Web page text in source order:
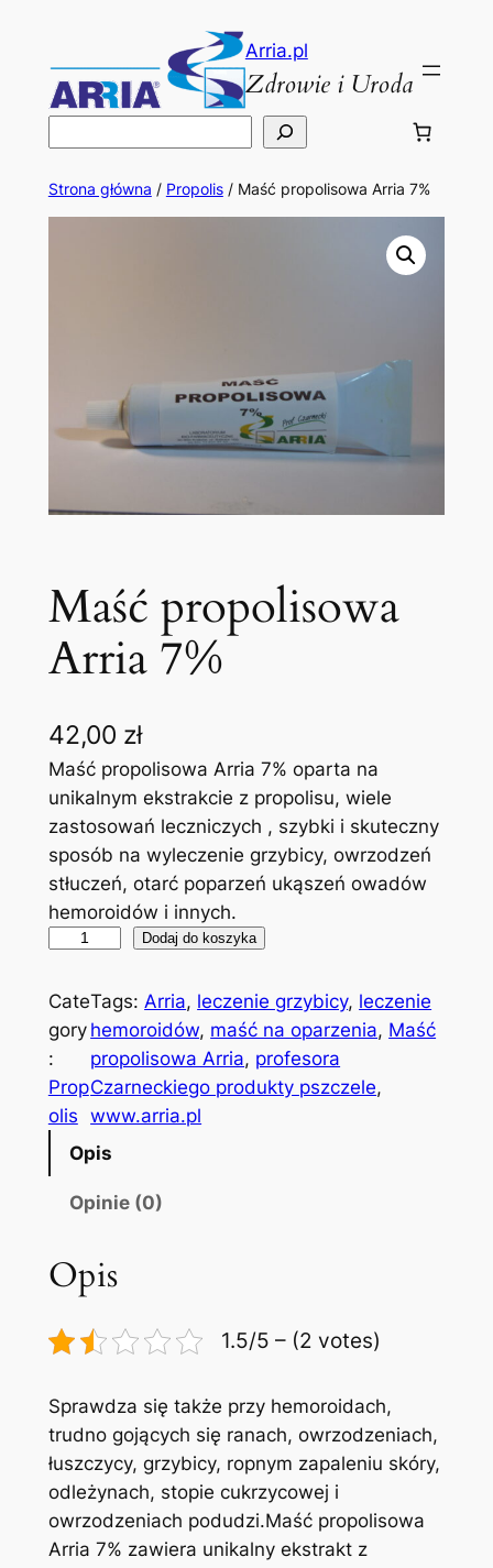
Arria.pl
Zdrowie i Uroda
Strona główna / Propolis/ Maść propolisowa Arria 7%
Maść propolisowa
Arria 7%
42,00 zł
Maść propolisowa Arria 7% oparta na
unikalnym ekstrakcie z propolisu, wiele
zastosowań leczniczych , szybki i skuteczny
sposób na wyleczenie grzybicy, owrzodzeń
stłuczeń, otarć poparzeń ukąszeń owadów
hemoroidów i innych.
o
ś
ć
M
a
p
l
s
o
w
a
A
r
Dodaj do koszyka
Cate
gory
:
Prop
olis
Tags: Arria, leczenie grzybicy, leczenie
hemoroidów, maść na oparzenia, Maść
propolisowa Arria, profesora
Czarneckiego produkty pszczele
www.arria.pl
Opis
Opinie (0)
Opis
1.5/5 – (2 votes)
Sprawdza się także przy hemoroidach,
trudno gojących się ranach, owrzodzeniach,
łuszczycy, grzybicy, ropnym zapaleniu skóry,
odleżynach, stopie cukrzycowej i
owrzodzeniach podudzi.Maść propolisowa
Arria 7% zawiera unikalny ekstrakt z